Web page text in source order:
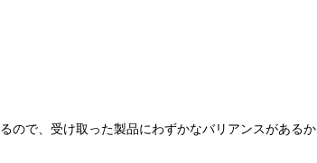
ので、受け取った製品にわずかなバリアンスがあるか